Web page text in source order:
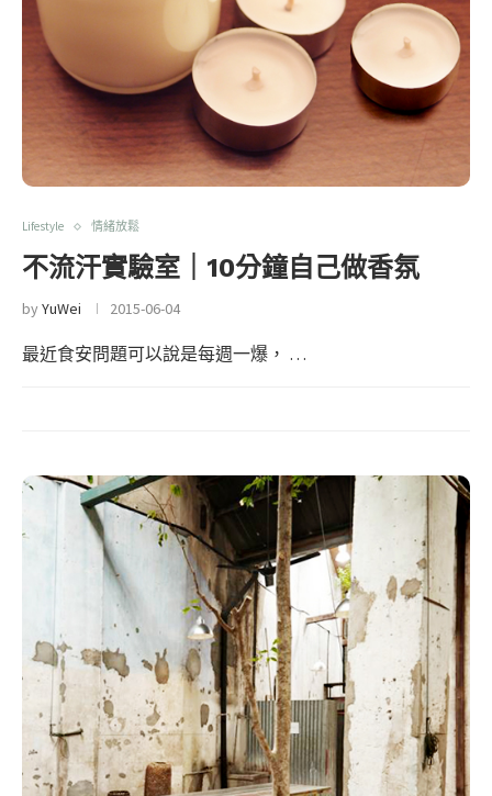
Lifestyle 情緒放鬆
不流汗實驗室｜10分鐘自己做香氛
byYuWei 2015-06-04
最近食安問題可以說是每週一爆， …